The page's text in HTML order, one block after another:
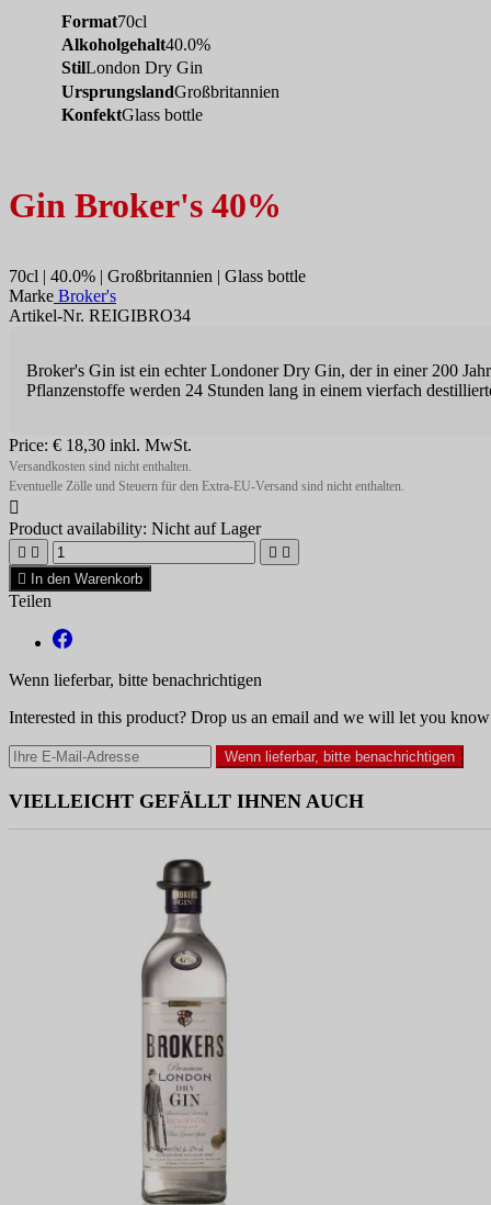
Format70cl
Alkoholgehalt40.0%
StilLondon Dry Gin
UrsprungslandGroßbritannien
KonfektGlass bottle
Gin Broker's 40%
70cl | 40.0% | Großbritannien | Glass bottle
Marke Broker's
Artikel-Nr. REIGIBRO34
Broker's Gin ist ein echter Londoner Dry Gin, der in einer 200
Pflanzenstoffe werden 24 Stunden lang in einem vierfach
Price: € 18,30 inkl. MwSt.
Versandkosten sind nicht enthalten.
Eventuelle Zölle und Steuern für den Extra-EU-Versand sind nicht enthalten.

Product availability: Nicht auf Lager
   

In den Warenkorb
Teilen
Wenn lieferbar, bitte benachrichtigen
Interested in this product? Drop us an email and we will let you
Wenn lieferbar, bitte benachrichtigen
VIELLEICHT GEFÄLLT IHNEN AUCH